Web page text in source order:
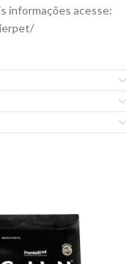
informações acesse: